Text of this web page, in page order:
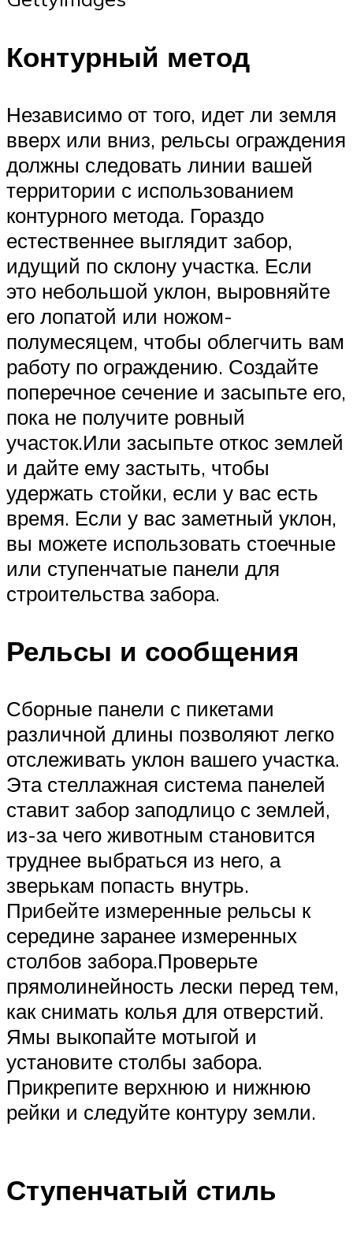
Контурный метод
Независимо от того, идет ли земля
вверх или вниз, рельсы ограждения
должны следовать линии вашей
территории с использованием
контурного метода. Гораздо
естественнее выглядит забор,
идущий по склону участка. Если
это небольшой уклон, выровняйте
его лопатой или ножом-
полумесяцем, чтобы облегчить вам
работу по ограждению. Создайте
поперечное сечение и засыпьте его,
пока не получите ровный
участок.Или засыпьте откос землей
и дайте ему застыть, чтобы
удержать стойки, если у вас есть
время. Если у вас заметный уклон,
вы можете использовать стоечные
или ступенчатые панели для
строительства забора.
Рельсы и сообщения
Сборные панели с пикетами
различной длины позволяют легко
отслеживать уклон вашего участка.
Эта стеллажная система панелей
ставит забор заподлицо с землей,
из-за чего животным становится
труднее выбраться из него, а
зверькам попасть внутрь.
Прибейте измеренные рельсы к
середине заранее измеренных
столбов забора.Проверьте
прямолинейность лески перед тем,
как снимать колья для отверстий.
Ямы выкопайте мотыгой и
установите столбы забора.
Прикрепите верхнюю и нижнюю
рейки и следуйте контуру земли.
Ступенчатый стиль